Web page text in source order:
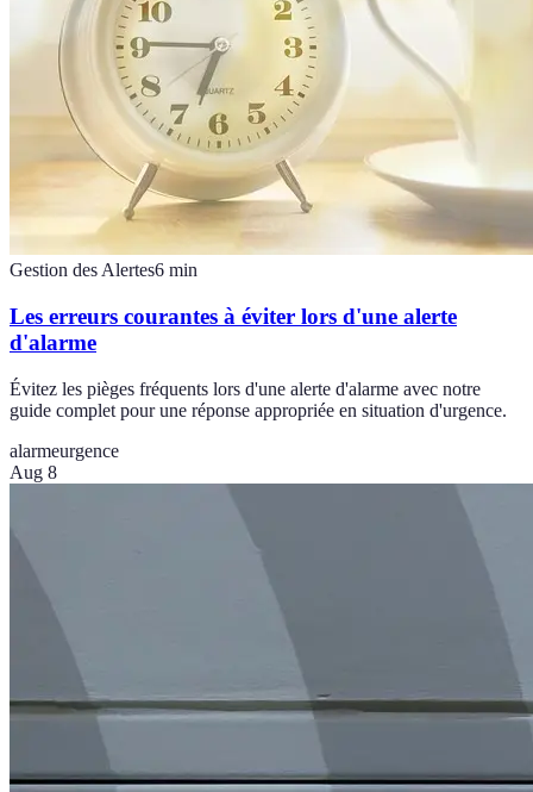
Gestion des Alertes6 min
Les erreurs courantes à éviter lors d'une alerte
d'alarme
Évitez les pièges fréquents lors d'une alerte d'alarme avec notre
guide complet pour une réponse appropriée en situation d'urgence.
alarmeurgence
Aug 8